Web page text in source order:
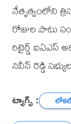
నేతృత్వంలోని
రోజుల పాటు
రిటైర్డ్ ఐఏఎస్
నవీన్ రెడ్డి
ట్యాగ్స్ : లోకల్